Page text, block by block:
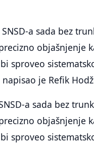
a sada bez
objašnjenje
sproveo
je Refik
a sada bez
objašnjenje
sproveo